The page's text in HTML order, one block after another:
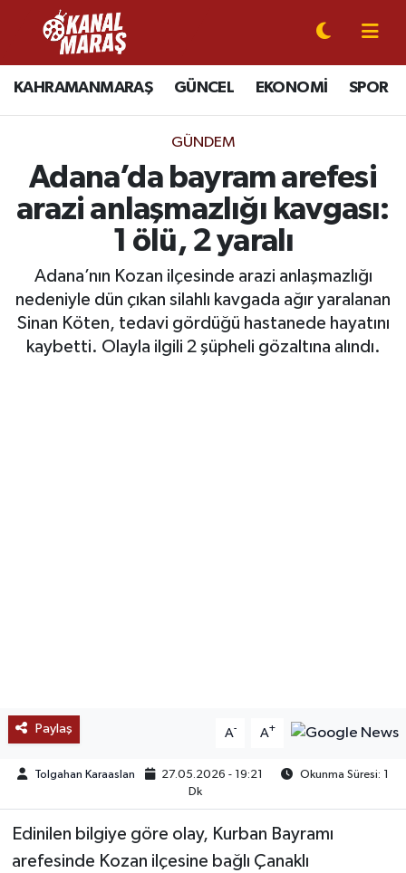
KAHRAMANMARAŞ GÜNCEL EKONOMİ SPOR
GÜNDEM
Adana’da bayram arefesi
arazi anlaşmazlığı kavgası:
1 ölü, 2 yaralı
Adana’nın Kozan ilçesinde arazi anlaşmazlığı
nedeniyle dün çıkan silahlı kavgada ağır yaralanan
Sinan Köten, tedavi gördüğü hastanede hayatını
kaybetti. Olayla ilgili 2 şüpheli gözaltına alındı.
Paylaş A- A+
Tolgahan Karaaslan 27.05.2026 - 19:21
Okunma Süresi: 1
Dk
Edinilen bilgiye göre olay, Kurban Bayramı
arefesinde Kozan ilçesine bağlı Çanaklı
CANLI YAYIN
KAHRAMANMARAŞ
SPOR
EKONOMİ
GÜNDEM
TREND
OTOMOTİV
TEKNOLOJİ
Kahramanmaraş Nöbetçi Eczaneler
Kahramanmaraş Hava Durumu
Kahramanmaraş Trafik Yoğunluk Haritası
Süper Lig Puan Durumu ve Fikstür
Tüm Manşetler
Son Dakika Haberleri